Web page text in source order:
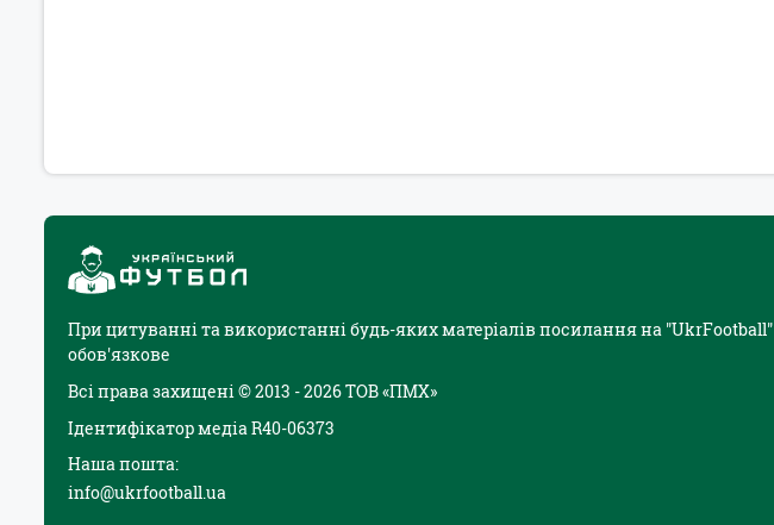
При цитуванні та використанні будь-яких матеріалів посилання на "UkrFootball"
обов'язкове
Всі права захищені © 2013 - 2026 ТОВ «ПМХ»
Ідентифікатор медіа R40-06373
Наша пошта:
info@ukrfootball.ua